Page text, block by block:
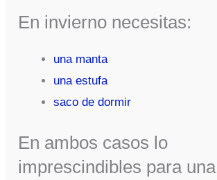
En invierno necesitas:
una manta
una estufa
saco de dormir
En ambos casos lo
imprescindibles para una